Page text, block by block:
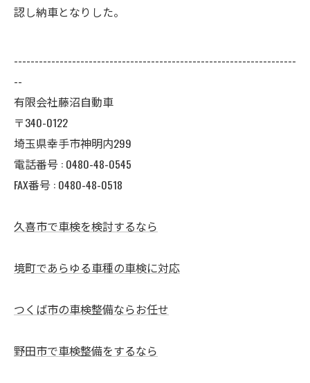
認し納車となりした。
--------------------------------------------------------------------
--
有限会社藤沼自動車
〒340-0122
埼玉県幸手市神明内299
電話番号 : 0480-48-0545
FAX番号 : 0480-48-0518
久喜市で車検を検討するなら
境町であらゆる車種の車検に対応
つくば市の車検整備ならお任せ
野田市で車検整備をするなら